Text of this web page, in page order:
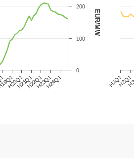
EUR/MW
H20Q1H21Q1H22Q1H23Q1H24Q1
0
100
200
H1Q1H2Q1